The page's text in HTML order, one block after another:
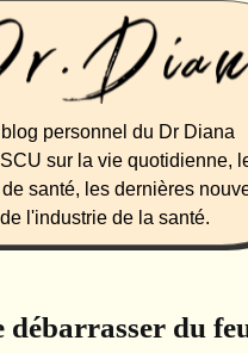
blog personnel du Dr Diana
sur la vie quotidienne,
santé, les dernières
de l'industrie de la santé.
débarrasser du